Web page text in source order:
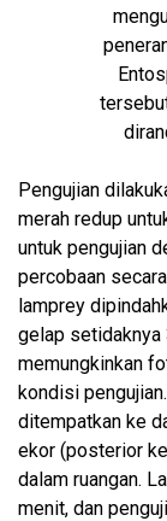
Pengujian
merah redup
untuk pengujian
percobaan
lamprey
gelap setidaknya
memungkinkan
kondisi
ditempatkan ke
ekor (posterior
dalam ruangan.
menit, dan